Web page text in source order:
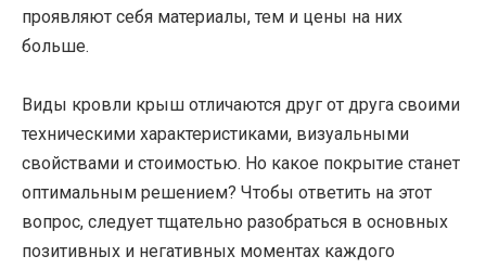
проявляют себя материалы, тем и цены на них
больше.
Виды кровли крыш отличаются друг от друга своими
техническими характеристиками, визуальными
свойствами и стоимостью. Но какое покрытие станет
оптимальным решением? Чтобы ответить на этот
вопрос, следует тщательно разобраться в основных
позитивных и негативных моментах каждого